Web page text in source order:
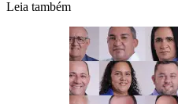
Leia também